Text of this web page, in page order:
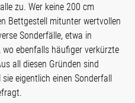
zu. Wer keine 200 cm
Bettgestell mitunter wertvollen
Sonderfälle, etwa in
ebenfalls häufiger verkürzte
all diesen Gründen sind
eigentlich einen Sonderfall